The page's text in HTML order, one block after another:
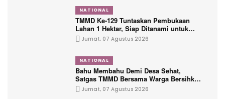
NATIONAL
TMMD Ke-129 Tuntaskan Pembukaan
Lahan 1 Hektar, Siap Ditanami untuk
Perkuat Ketahanan Pangan Kampung
Sesor
Jumat, 07 Agustus 2026
NATIONAL
Bahu Membahu Demi Desa Sehat,
Satgas TMMD Bersama Warga Bersihkan
Saluran Air
Jumat, 07 Agustus 2026